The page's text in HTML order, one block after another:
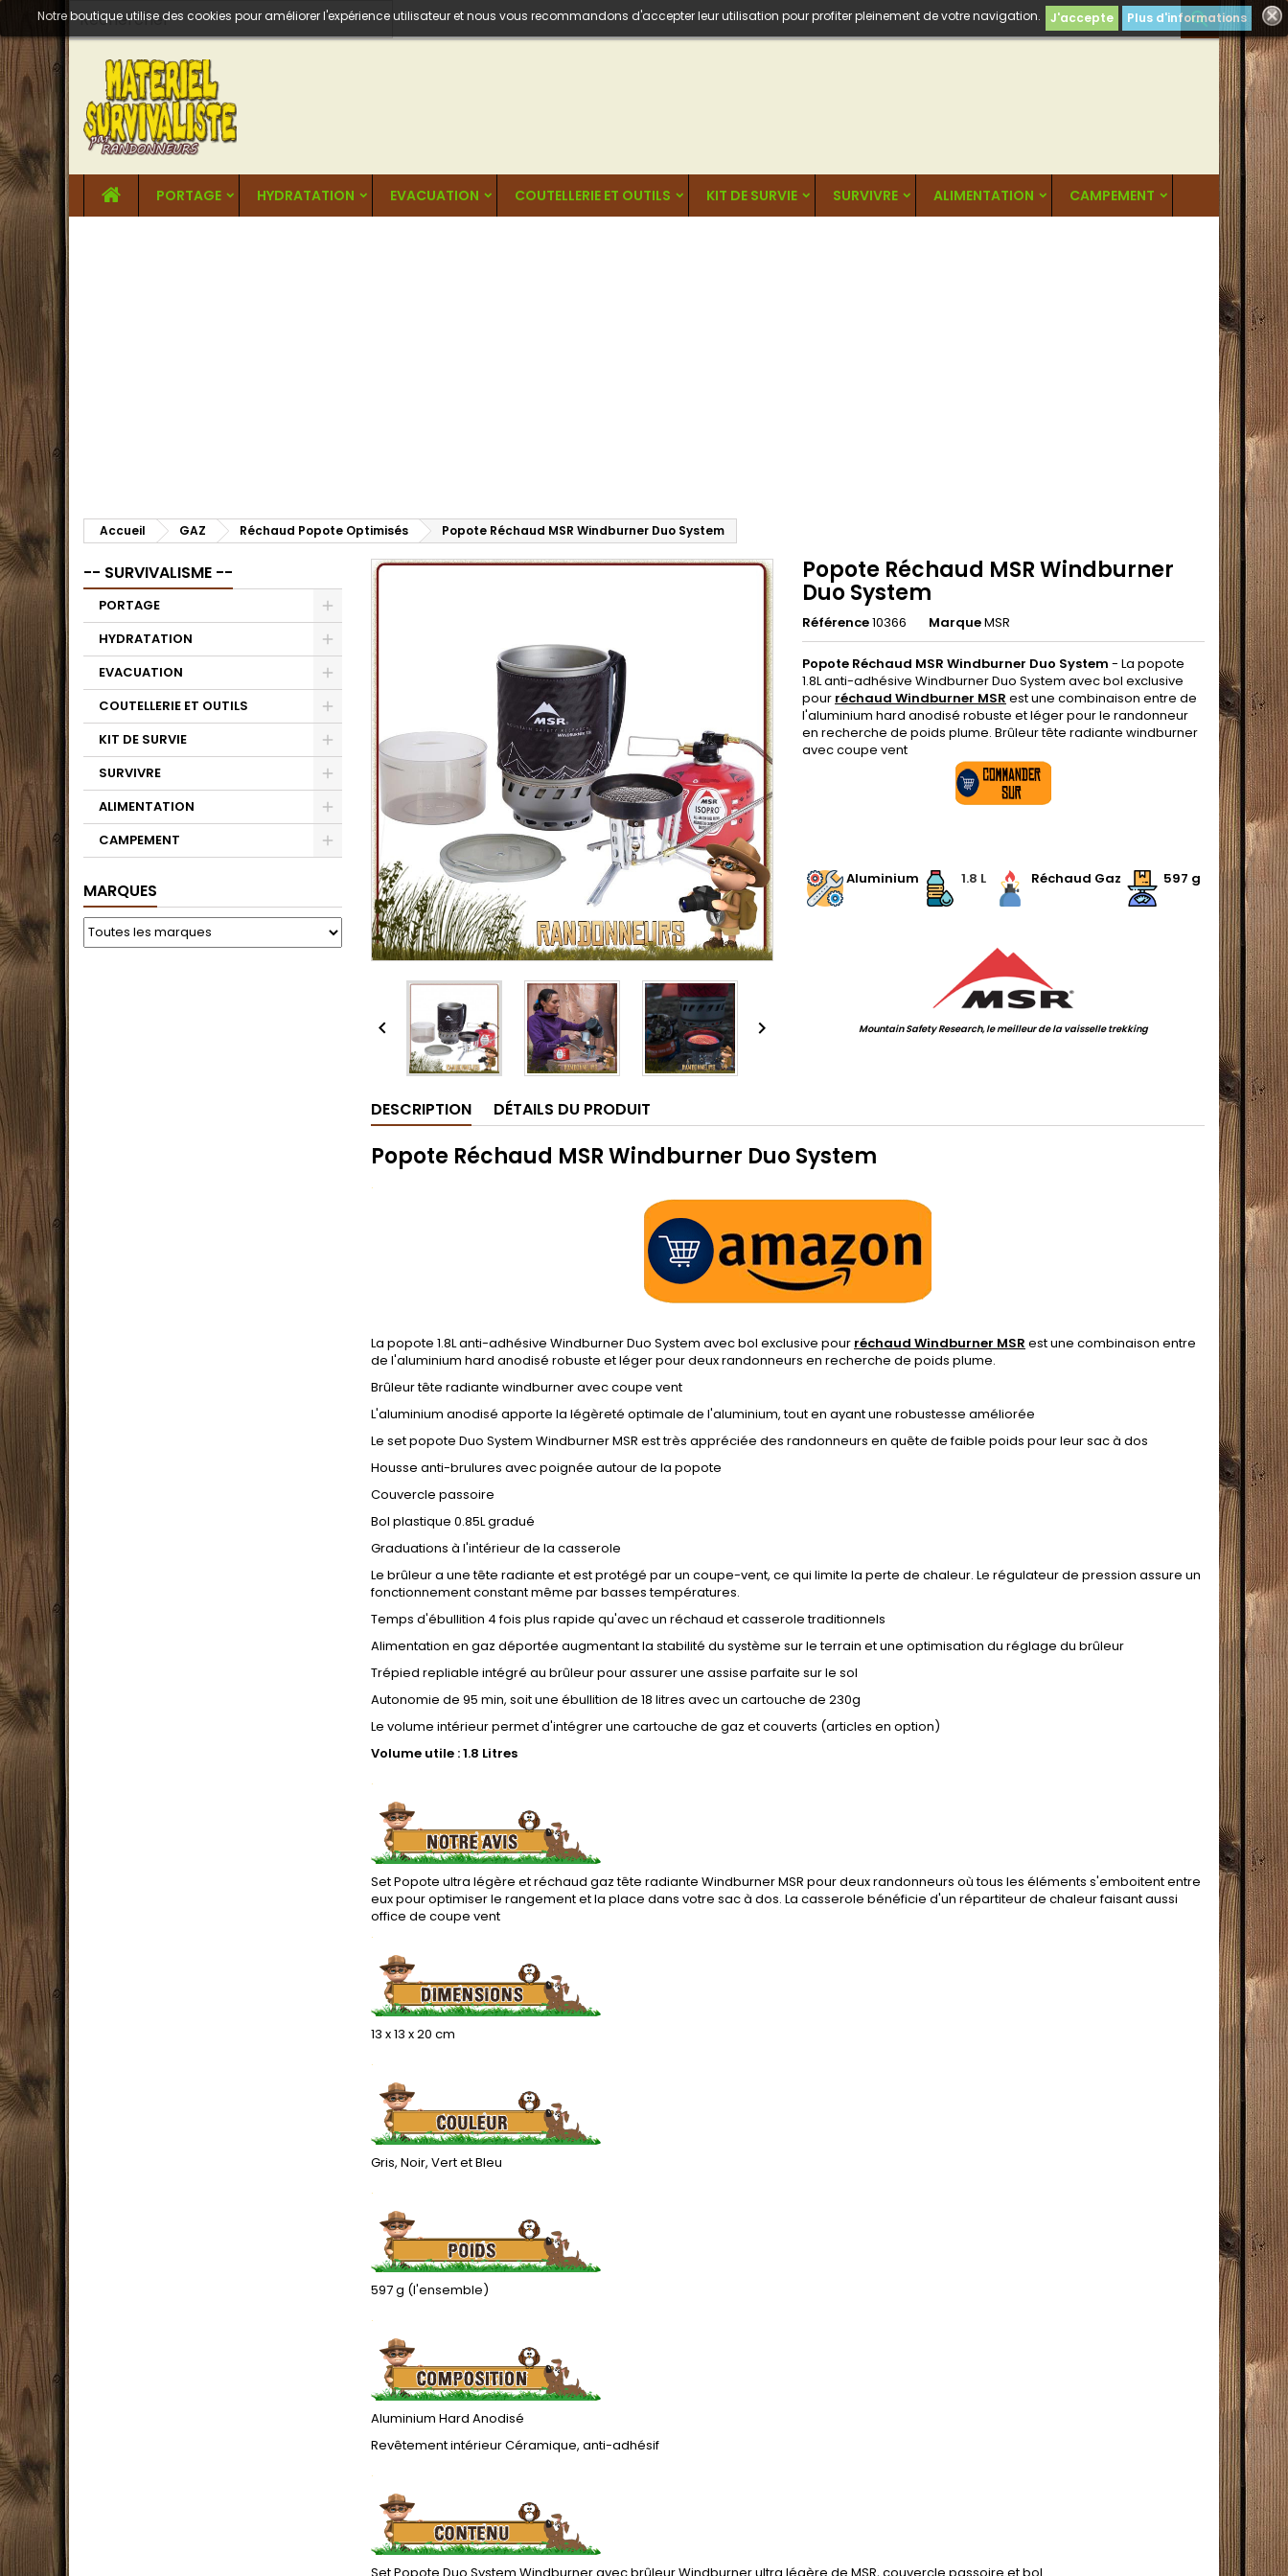

Notre boutique utilise des cookies pour améliorer l'expérience utilisateur et nous vous recommandons d'accepter leur utilisation pour profiter pleinement de votre navigation. J'accepte Plus d'informations
PORTAGE HYDRATATION EVACUATION COUTELLERIE ET OUTILS KIT DE SURVIE SURVIVRE ALIMENTATION CAMPEMENT
Accueil GAZ Réchaud Popote Optimisés Popote Réchaud MSR Windburner Duo System
-- SURVIVALISME --
PORTAGE
HYDRATATION
EVACUATION
COUTELLERIE ET OUTILS
KIT DE SURVIE
SURVIVRE
ALIMENTATION
CAMPEMENT
MARQUES
 
Popote Réchaud MSR Windburner
Duo System
Référence10366 MarqueMSR
Popote Réchaud MSR Windburner Duo System - La popote
1.8L anti-adhésive Windburner Duo System avec bol exclusive
pour réchaud Windburner MSR est une combinaison entre de
l'aluminium hard anodisé robuste et léger pour le randonneur
en recherche de poids plume. Brûleur tête radiante windburner
avec coupe vent
.Aluminium 1.8 L. Réchaud Gaz 597 g
Mountain Safety Research, le meilleur de la vaisselle trekking
DESCRIPTION DÉTAILS DU PRODUIT
Popote Réchaud MSR Windburner Duo System
.
La popote 1.8L anti-adhésive Windburner Duo System avec bol exclusive pour réchaud Windburner MSR est une combinaison entre
de l'aluminium hard anodisé robuste et léger pour deux randonneurs en recherche de poids plume.
Brûleur tête radiante windburner avec coupe vent
L'aluminium anodisé apporte la légèreté optimale de l'aluminium, tout en ayant une robustesse améliorée
Le set popote Duo System Windburner MSR est très appréciée des randonneurs en quête de faible poids pour leur sac à dos
Housse anti-brulures avec poignée autour de la popote
Couvercle passoire
Bol plastique 0.85L gradué
Graduations à l'intérieur de la casserole
Le brûleur a une tête radiante et est protégé par un coupe-vent, ce qui limite la perte de chaleur. Le régulateur de pression assure un
fonctionnement constant même par basses températures.
Temps d'ébullition 4 fois plus rapide qu'avec un réchaud et casserole traditionnels
Alimentation en gaz déportée augmentant la stabilité du système sur le terrain et une optimisation du réglage du brûleur
Trépied repliable intégré au brûleur pour assurer une assise parfaite sur le sol
Autonomie de 95 min, soit une ébullition de 18 litres avec un cartouche de 230g
Le volume intérieur permet d'intégrer une cartouche de gaz et couverts (articles en option)
Volume utile : 1.8 Litres
.
Set Popote ultra légère et réchaud gaz tête radiante Windburner MSR pour deux randonneurs où tous les éléments s'emboitent entre
eux pour optimiser le rangement et la place dans votre sac à dos. La casserole bénéficie d'un répartiteur de chaleur faisant aussi
office de coupe vent
.
13 x 13 x 20 cm
.
Gris, Noir, Vert et Bleu
.
597 g (l'ensemble)
.
Aluminium Hard Anodisé
Revêtement intérieur Céramique, anti-adhésif
.